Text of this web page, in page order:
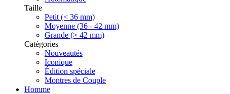
Taille
Petit (< 36 mm)
Moyenne (36 - 42 mm)
Grande (> 42 mm)
Catégories
Nouveautés
Iconique
Édition spéciale
Montres de Couple
Homme